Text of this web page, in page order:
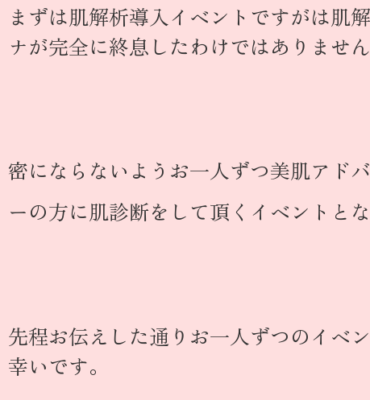
まずは肌解析導入イベントですがは肌
ナが完全に終息したわけではありませ
密にならないようお一人ずつ美肌アド
ーの方に肌診断をして頂くイベントと
先程お伝えした通りお一人ずつのイベ
幸いです。